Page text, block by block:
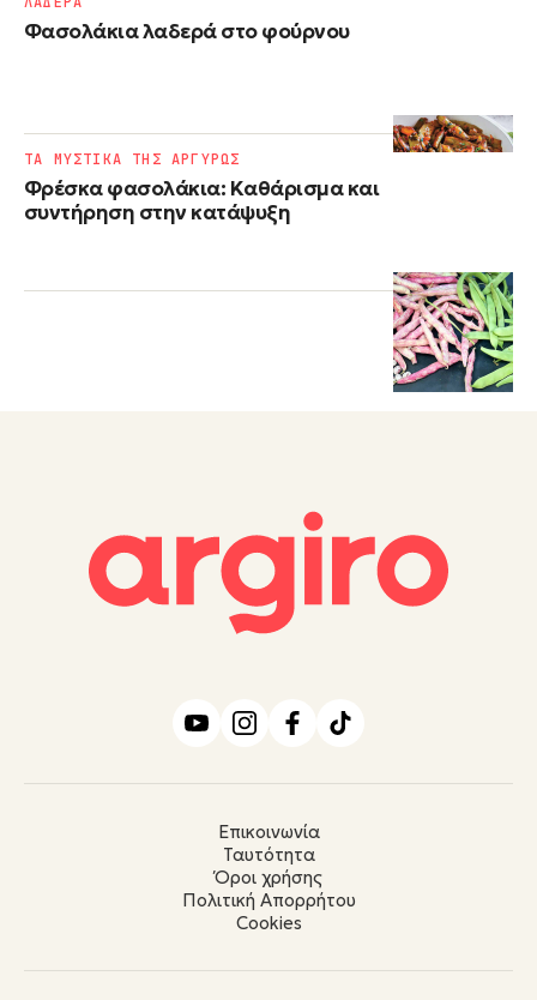
Φασολάκια λαδερά στο φούρνου
Φρέσκα φασολάκια: Kαθάρισμα και
συντήρηση στην κατάψυξη
ΤΑ ΜΥΣΤΙΚΑ ΤΗΣ ΑΡΓΥΡΩΣ
Επικοινωνία
Ταυτότητα
Όροι χρήσης
Πολιτική Απορρήτου
Cookies